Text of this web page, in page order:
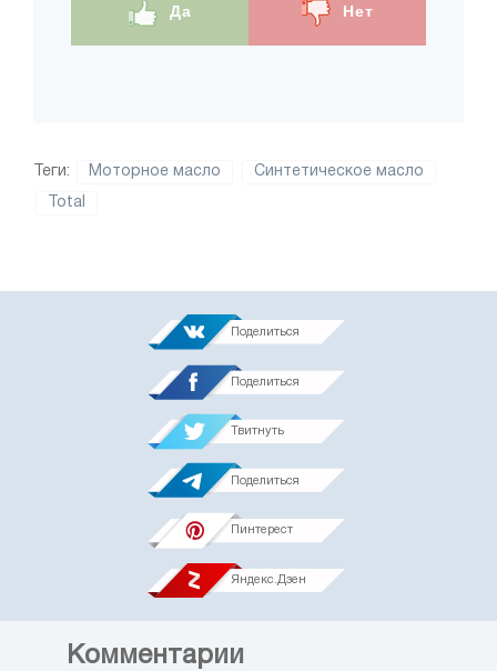
Да Нет
Теги: Моторное масло Синтетическое масло
Total
Поделиться
Поделиться
Твитнуть
Поделиться
Пинтерест
Яндекс.Дзен
Комментарии